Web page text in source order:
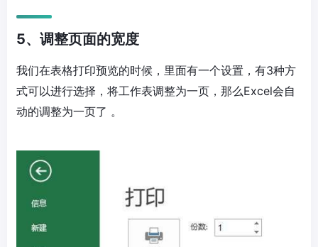
5、调整页面的宽度
我们在表格打印预览的时候，里面有一个设置，有3种方
式可以进行选择，将工作表调整为一页，那么Excel会自
动的调整为一页了 。